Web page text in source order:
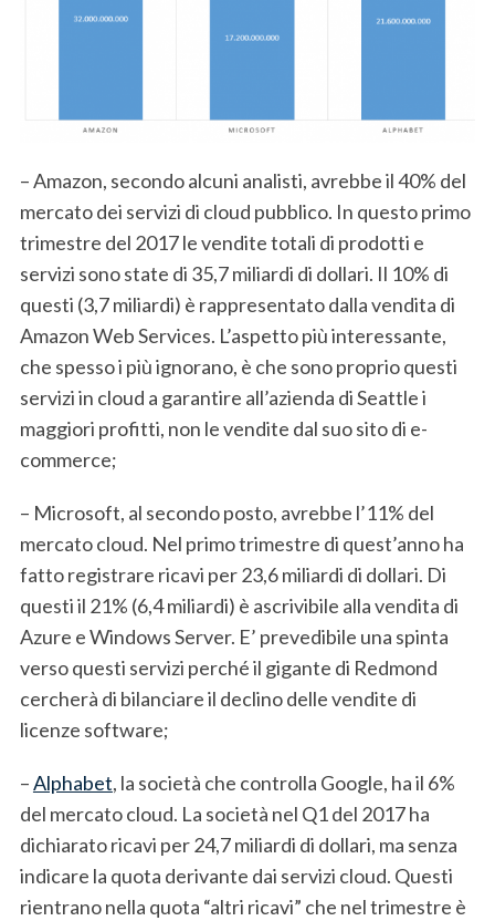
– Amazon, secondo alcuni analisti, avrebbe il 40% del
mercato dei servizi di cloud pubblico. In questo primo
trimestre del 2017 le vendite totali di prodotti e
servizi sono state di 35,7 miliardi di dollari. Il 10% di
questi (3,7 miliardi) è rappresentato dalla vendita di
Amazon Web Services. L’aspetto più interessante,
che spesso i più ignorano, è che sono proprio questi
servizi in cloud a garantire all’azienda di Seattle i
maggiori profitti, non le vendite dal suo sito di e-
commerce;
– Microsoft, al secondo posto, avrebbe l’11% del
mercato cloud. Nel primo trimestre di quest’anno ha
fatto registrare ricavi per 23,6 miliardi di dollari. Di
questi il 21% (6,4 miliardi) è ascrivibile alla vendita di
Azure e Windows Server. E’ prevedibile una spinta
verso questi servizi perché il gigante di Redmond
cercherà di bilanciare il declino delle vendite di
licenze software;
–Alphabet, la società che controlla Google, ha il 6%
del mercato cloud. La società nel Q1 del 2017 ha
dichiarato ricavi per 24,7 miliardi di dollari, ma senza
indicare la quota derivante dai servizi cloud. Questi
rientrano nella quota “altri ricavi” che nel trimestre è